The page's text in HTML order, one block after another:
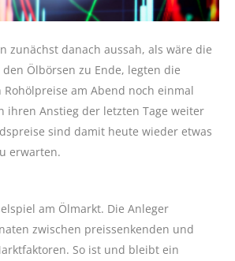
zunächst danach aussah, als wäre die
Ölbörsen zu Ende, legten die
am Abend noch einmal
ihren Anstieg der letzten Tage weiter
sind damit heute wieder etwas
erwarten.
am Ölmarkt. Die Anleger
zwischen preissenkenden und
So ist und bleibt ein